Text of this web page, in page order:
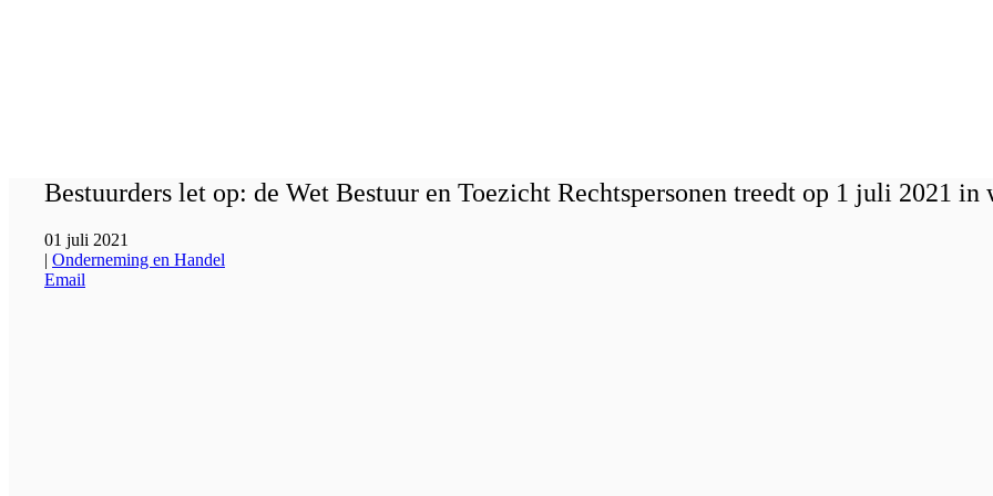
Bestuurders let op: de Wet Bestuur en Toezicht Rechtspersonen treedt op 1 juli 2021 in
01 juli 2021
| Onderneming en Handel
Email